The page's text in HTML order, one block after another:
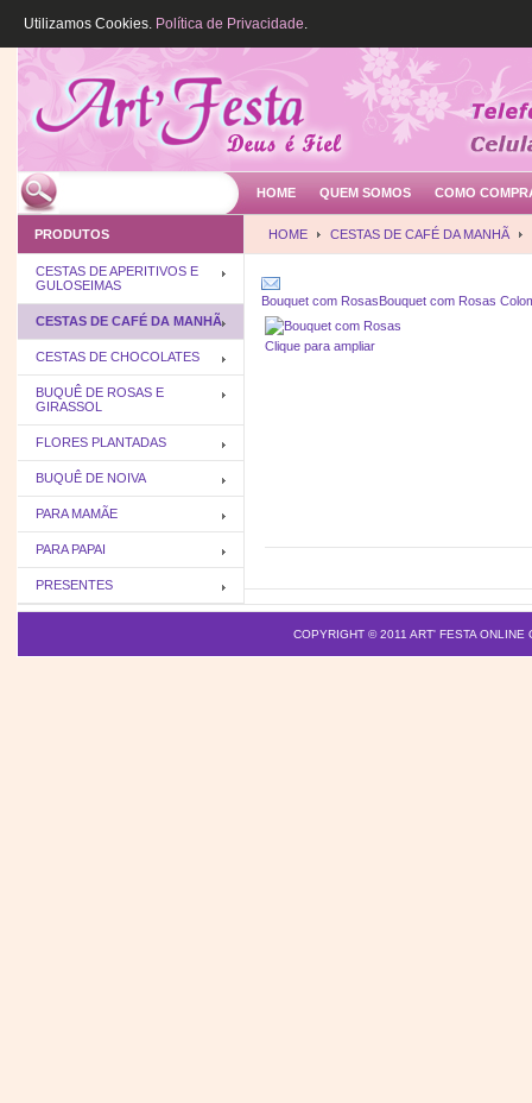
HOME QUEM SOMOS COMO
HOME CESTAS DE CAFÉ DA MANHÃ
Bouquet com RosasBouquet com Rosas
Clique para ampliar
PRODUTOS
CESTAS DE APERITIVOS E
GULOSEIMAS
CESTAS DE CAFÉ DA MANHÃ
CESTAS DE CHOCOLATES
BUQUÊ DE ROSAS E
GIRASSOL
FLORES PLANTADAS
BUQUÊ DE NOIVA
PARA MAMÃE
PARA PAPAI
PRESENTES
COPYRIGHT © 2011 ART' FESTA ONLINE
Utilizamos Cookies. Política de Privacidade.